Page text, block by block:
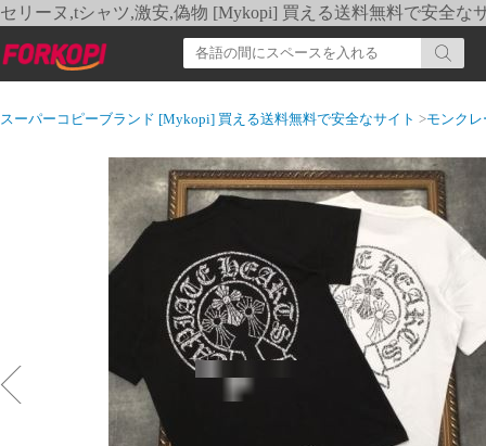
セリーヌ,tシャツ,激安,偽物 [Mykopi] 買える送料無料で安全な
スーパーコピーブランド [Mykopi] 買える送料無料で安全なサイト >モンク